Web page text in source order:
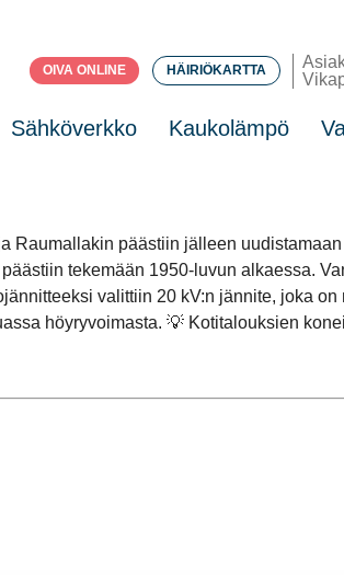
OIVA ONLINE HÄIRIÖKARTTA
Sähköverkko Kaukolämpö
päästiin jälleen
tekemään 1950-luvun alkaessa.
valittiin 20 kV:n jännite, joka
höyryvoimasta. 💡 Kotitalouksien